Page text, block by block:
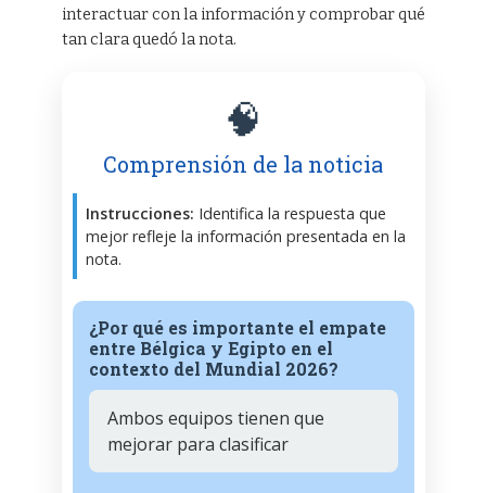
interactuar con la información y comprobar qué
tan clara quedó la nota.
🧠
Comprensión de la noticia
Instrucciones: Identifica la respuesta que
mejor refleje la información presentada en la
nota.
¿Por qué es importante el empate
entre Bélgica y Egipto en el
contexto del Mundial 2026?
Ambos equipos tienen que
mejorar para clasificar